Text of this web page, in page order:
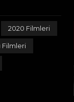
2020 Filmleri
Filmleri